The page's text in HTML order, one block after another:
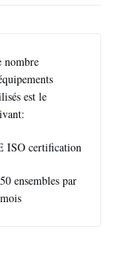
nombre
est le
ISO certification
50 ensembles par
mois